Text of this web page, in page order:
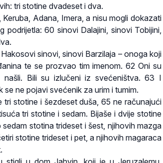
tri stotine dvadeset i dva.
Adana, Imera, a nisu mogli dokazati
60 sinovi Dalajini, sinovi Tobijini,
sinovi, sinovi Barzilaja – onoga koji
te se prozvao tim imenom. 62 Oni su
Bili su izlučeni iz svećeništva. 63 I
ne pojavi svećenik za urim i tumim.
stotine i šezdeset duša, 65 ne računajući
tri stotine i sedam. Bijaše i dvije stotine
stotina trideset i šest, njihovih mazga
stotine trideset i pet, a njihovih magaraca